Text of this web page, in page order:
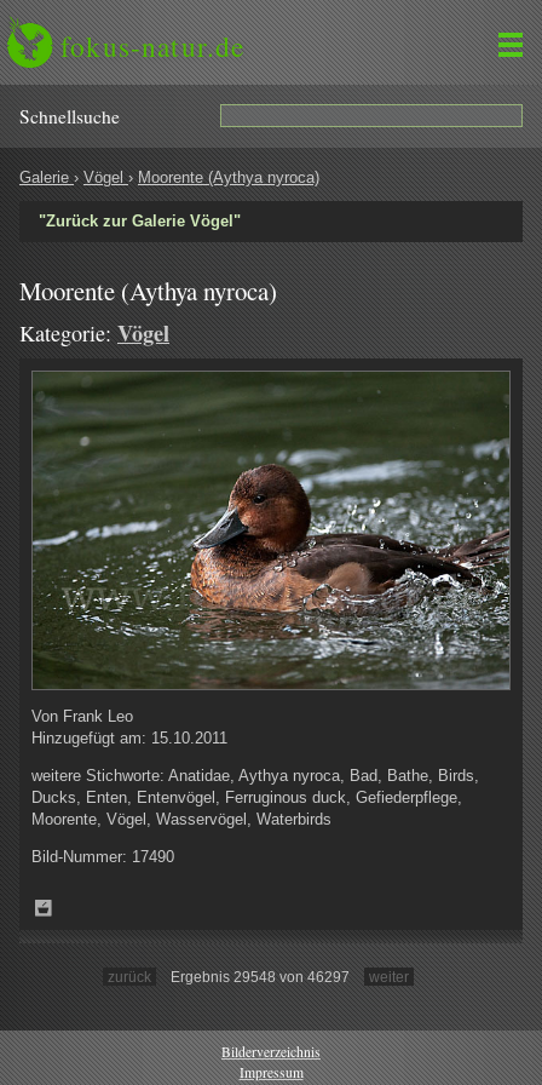
fokus-natur.de
Schnell­suche
Galerie › Vögel › Moorente (Aythya nyroca)
"Zurück zur Galerie Vögel"
Moorente (Aythya nyroca)
Kategorie: Vögel
Von Frank Leo
Hinzugefügt am: 15.10.2011
weitere Stichworte: Anatidae, Aythya nyroca, Bad, Bathe, Birds,
Ducks, Enten, Entenvögel, Ferruginous duck, Gefiederpflege,
Moorente, Vögel, Wasservögel, Waterbirds
Bild-Nummer: 17490
zurück Ergebnis 29548 von 46297 weiter
Bilderverzeichnis
Impressum